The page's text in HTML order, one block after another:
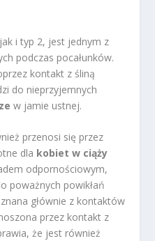
i typ 2, jest jednym z
podczas pocałunków.
kontakt z śliną
do nieprzyjemnych
w jamie ustnej.
przenosi się przez
dla kobiet w ciąży
odpornościowym,
poważnych powikłań
głównie z kontaktów
przez kontakt z
że jest również